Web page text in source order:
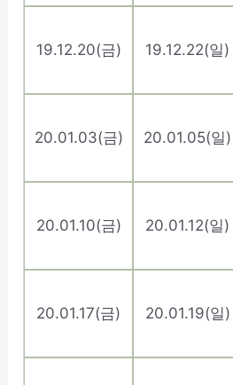
19.12.20(금) 19.12.22(일)
20.01.03(금) 20.01.05(일)
20.01.10(금) 20.01.12(일)
20.01.17(금) 20.01.19(일)